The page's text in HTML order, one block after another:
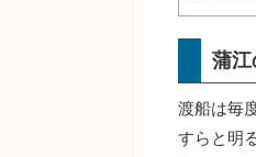
蒲江
渡船は毎
すらと明